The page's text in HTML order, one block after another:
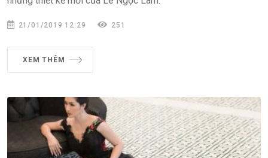
21/01/2019 12:29 251
XEM THÊM